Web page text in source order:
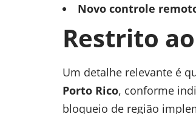
Novo controle
Restrito
Um detalhe relevante é
Porto Rico, conforme
bloqueio de região